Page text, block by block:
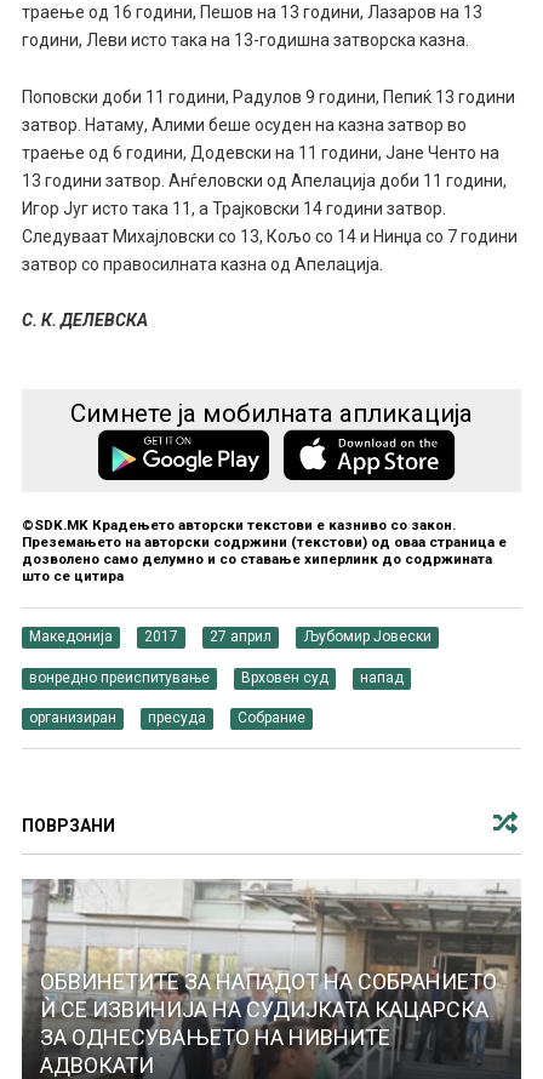
траење од 16 години, Пешов на 13 години, Лазаров на 13
години, Леви исто така на 13-годишна затворска казна.
Поповски доби 11 години, Радулов 9 години, Пепиќ 13 години
затвор. Натаму, Алими беше осуден на казна затвор во
траење од 6 години, Додевски на 11 години, Јане Ченто на
13 години затвор. Анѓеловски од Апелација доби 11 години,
Игор Југ исто така 11, а Трајковски 14 години затвор.
Следуваат Михајловски со 13, Кољо со 14 и Нинџа со 7 години
затвор со правосилната казна од Апелација.
С. К. ДЕЛЕВСКА
Симнете ја мобилната апликација
©SDK.MK Крадењето авторски текстови е казниво со закон.
Преземањето на авторски содржини (текстови) од оваа страница е
дозволено само делумно и со ставање хиперлинк до содржината
што се цитира
Македонија 2017 27 април Љубомир Јовески
вонредно преиспитување Врховен суд напад
организиран пресуда Собрание
ПОВРЗАНИ
ОБВИНЕТИТЕ ЗА НАПАДОТ НА СОБРАНИЕТО
Ѝ СЕ ИЗВИНИЈА НА СУДИЈКАТА КАЦАРСКА
ЗА ОДНЕСУВАЊЕТО НА НИВНИТЕ
АДВОКАТИ